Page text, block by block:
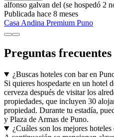
alfonso galvan del (se hospedó 2
Publicada hace 8 meses
Casa Andina Premium Puno
Preguntas frecuentes
¿Buscas hoteles con bar en
Si quieres hospedarte en un hotel
cerveza después de visitar los
propiedades, que incluyen 30
propiedad. Durante tu estadía,
y Plaza de Armas de Puno.
¿Cuáles son los mejores